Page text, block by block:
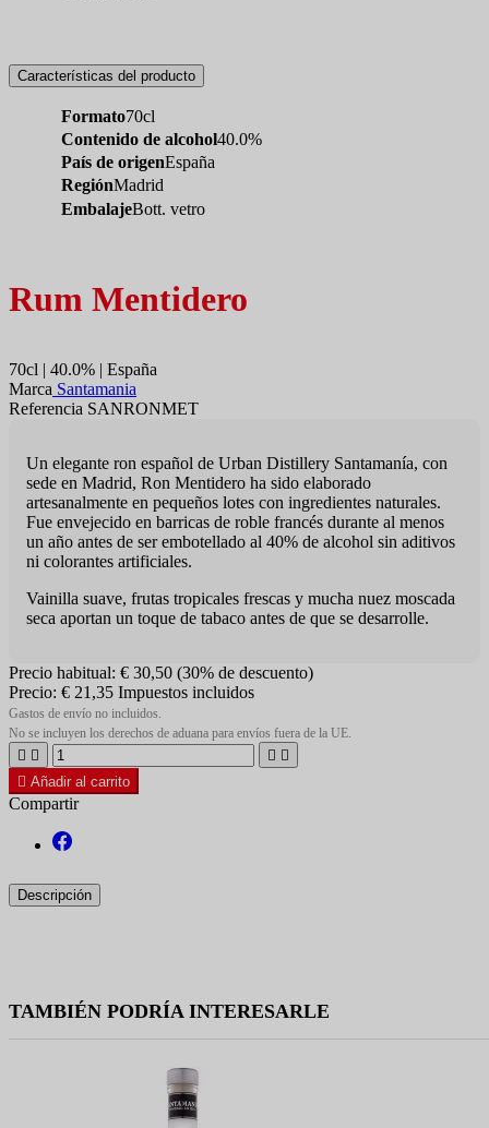
Características del producto
Formato70cl
Contenido de alcohol40.0%
País de origenEspaña
RegiónMadrid
EmbalajeBott. vetro
Rum Mentidero
70cl | 40.0% | España
Marca Santamania
Referencia SANRONMET
Un elegante ron español de Urban Distillery Santamanía, con
sede en Madrid, Ron Mentidero ha sido elaborado
artesanalmente en pequeños lotes con ingredientes naturales.
Fue envejecido en barricas de roble francés durante al menos
un año antes de ser embotellado al 40% de alcohol sin aditivos
ni colorantes artificiales.
Vainilla suave, frutas tropicales frescas y mucha nuez moscada
seca aportan un toque de tabaco antes de que se desarrolle.
Precio habitual: € 30,50 (30% de descuento)
Precio: € 21,35 Impuestos incluidos
Gastos de envío no incluidos.
No se incluyen los derechos de aduana para envíos fuera de la UE.
   
 Añadir al carrito
Compartir
Descripción
TAMBIÉN PODRÍA INTERESARLE